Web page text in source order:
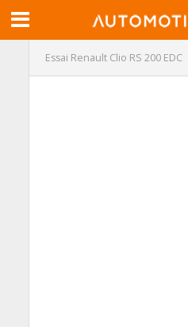
Essai Renault Clio RS 200 EDC